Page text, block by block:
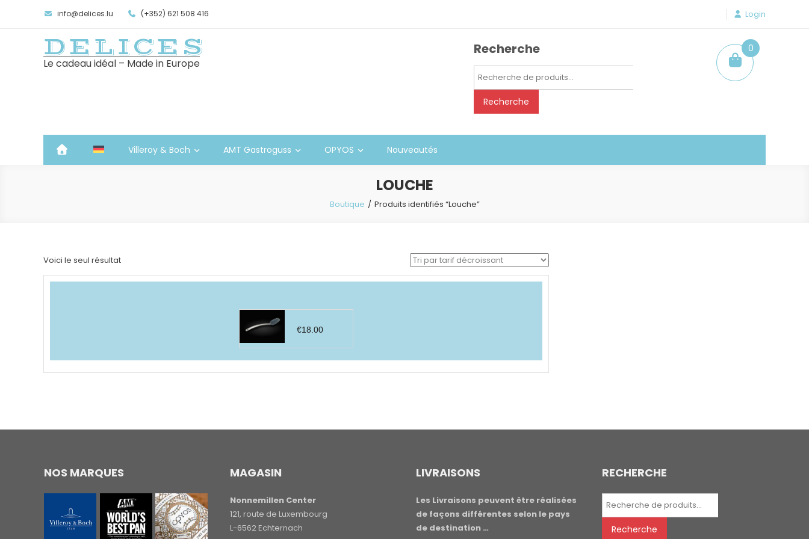
info@delices.lu (+352) 621 508 416 Login
DELICES
Le cadeau idéal – Made in Europe
Recherche
Recherche
Recherche
0
item
Villeroy & Boch AMT Gastroguss OPYOS Nouveautés
LOUCHE
Boutique Produits identifiés “Louche”
Voici le seul résultat
€18.00
NOS MARQUES MAGASIN
Nonnemillen Center
121, route de Luxembourg
L-6562 Echternach
LIVRAISONS
Les Livraisons peuvent être réalisées
de façons différentes selon le pays
de destination …
RECHERCHE
Recherche
Recherche